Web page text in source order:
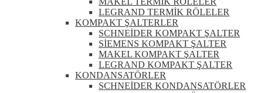
LEGRAND TERMİK RÖLELER
KOMPAKT ŞALTERLER
SCHNEİDER KOMPAKT ŞALTER
SİEMENS KOMPAKT ŞALTER
MAKEL KOMPAKT ŞALTER
LEGRAND KOMPAKT ŞALTER
KONDANSATÖRLER
SCHNEİDER KONDANSATÖRLER